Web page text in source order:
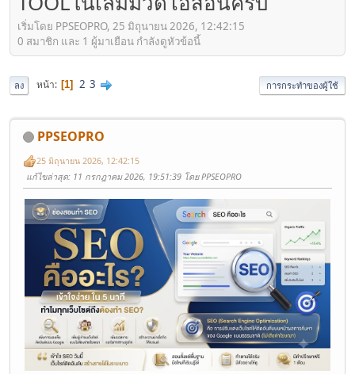
เริ่มโดย PPSEOPRO, 25 มิถุนายน 2026, 12:42:15
0 สมาชิก และ 1 ผู้มาเยือน กำลังดูหัวข้อนี้
ลง หน้า 1 2 3 การกระทำของผู้ใช้
PPSEOPRO
25 มิถุนายน 2026, 12:42:15
แก้ไขล่าสุด: 11 กรกฎาคม 2026, 19:51:39 โดย PPSEOPRO